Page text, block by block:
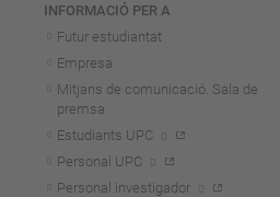
INFORMACIÓ PER A
Futur estudiantat
Empresa
Mitjans de comunicació. Sala de
premsa
Estudiants UPC
Personal UPC
Personal investigador